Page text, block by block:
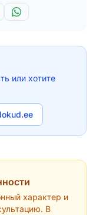
или хотите
характер и
В